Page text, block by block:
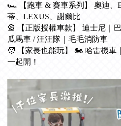
🏎️ 【跑車 & 賽車系列】 奧迪、
蒂、LEXUS、謝爾比
🎡 【正版授權車款】 迪士尼｜
瓜馬車 / 汪汪隊｜毛毛消防車
🧑 【家長也能玩】 🏍️ 哈雷機車
一起開！